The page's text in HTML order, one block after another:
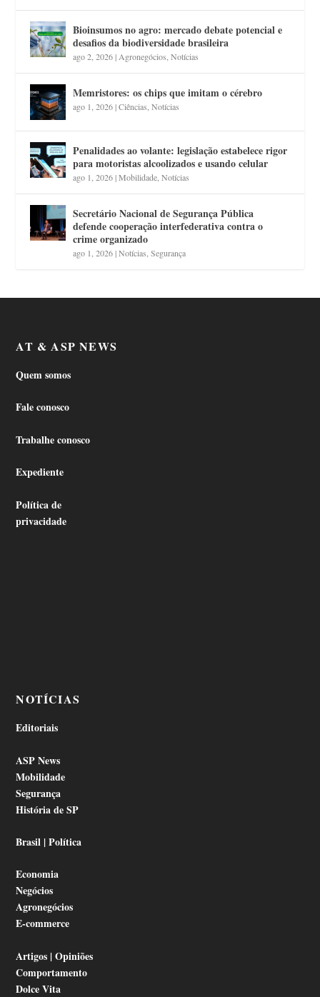
Bioinsumos no agro: mercado debate potencial e
desafios da biodiversidade brasileira
ago 2, 2026| Agronegócios ,Notícias
Memristores: os chips que imitam o cérebro
ago 1, 2026|Ciências ,Notícias
Penalidades ao volante: legislação estabelece rigor
para motoristas alcoolizados e usando celular
ago 1, 2026|Mobilidade ,Notícias
Secretário Nacional de Segurança Pública
defende cooperação interfederativa contra o
crime organizado
ago 1, 2026|Notícias ,Segurança
AT & ASP NEWS
Quem somos
Fale conosco
Trabalhe conosco
Expediente
Política de
privacidade
NOTÍCIAS
Editoriais
ASP News
Mobilidade
Segurança
História de SP
Brasil | Política
Economia
Negócios
Agronegócios
E-commerce
Artigos | Opiniões
Comportamento
Dolce Vita